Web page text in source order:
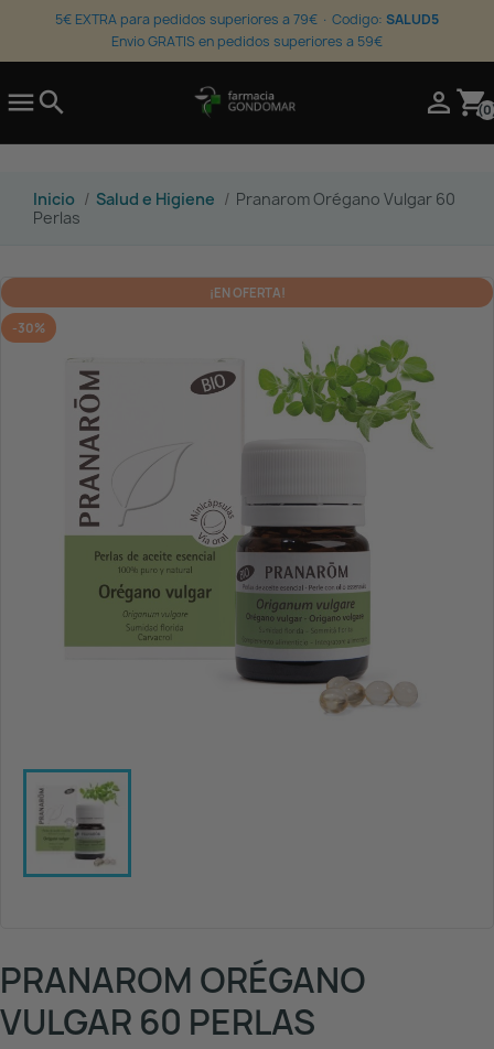
5€ EXTRA para pedidos superiores a 79€ · Codigo: SALUD5
Envio GRATIS en pedidos superiores a 59€
search  shopping_cart
Inicio Salud e Higiene
Pranarom Orégano Vulgar 60
Perlas
¡EN OFERTA!
-30%
PRANAROM ORÉGANO
VULGAR 60 PERLAS